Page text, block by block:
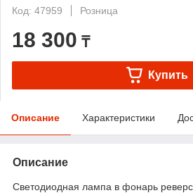
Код: 47959
Розница
18 300 ₸
Купить
Описание Характеристики
Описание
Светодиодная лампа в фонарь